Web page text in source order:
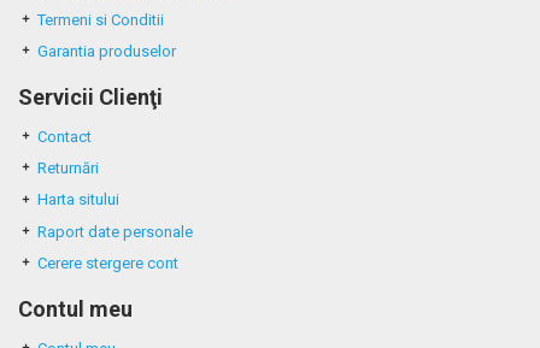
Termeni si Conditii
Garantia produselor
Servicii Clienţi
Contact
Returnări
Harta sitului
Raport date personale
Cerere stergere cont
Contul meu